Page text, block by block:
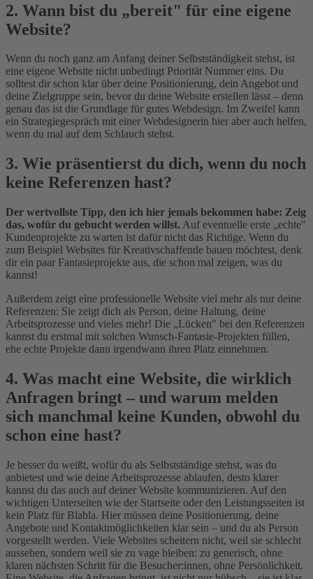
2. Wann bist du „bereit" für eine eigene
Website?
Wenn du noch ganz am Anfang deiner Selbstständigkeit stehst, ist
eine eigene Website nicht unbedingt Priorität Nummer eins. Du
solltest dir schon klar über deine Positionierung, dein Angebot und
deine Zielgruppe sein, bevor du deine Website erstellen lässt – denn
genau das ist die Grundlage für gutes Webdesign. Im Zweifel kann
ein Strategiegespräch mit einer Webdesignerin hier aber auch helfen,
wenn du mal auf dem Schlauch stehst.
3. Wie präsentierst du dich, wenn du noch
keine Referenzen hast?
Der wertvollste Tipp, den ich hier jemals bekommen habe: Zeig
das, wofür du gebucht werden willst. Auf eventuelle erste „echte"
Kundenprojekte zu warten ist dafür nicht das Richtige. Wenn du
zum Beispiel Websites für Kreativschaffende bauen möchtest, denk
dir ein paar Fantasieprojekte aus, die schon mal zeigen, was du
kannst!
Außerdem zeigt eine professionelle Website viel mehr als nur deine
Referenzen: Sie zeigt dich als Person, deine Haltung, deine
Arbeitsprozesse und vieles mehr! Die „Lücken" bei den Referenzen
kannst du erstmal mit solchen Wunsch-Fantasie-Projekten füllen,
ehe echte Projekte dann irgendwann ihren Platz einnehmen.
4. Was macht eine Website, die wirklich
Anfragen bringt – und warum melden
sich manchmal keine Kunden, obwohl du
schon eine hast?
Je besser du weißt, wofür du als Selbstständige stehst, was du
anbietest und wie deine Arbeitsprozesse ablaufen, desto klarer
kannst du das auch auf deiner Website kommunizieren. Auf den
wichtigen Unterseiten wie der Startseite oder den Leistungsseiten ist
kein Platz für Blabla. Hier müssen deine Positionierung, deine
Angebote und Kontaktmöglichkeiten klar sein – und du als Person
vorgestellt werden. Viele Websites scheitern nicht, weil sie schlecht
aussehen, sondern weil sie zu vage bleiben: zu generisch, ohne
klaren nächsten Schritt für die Besucher:innen, ohne Persönlichkeit.